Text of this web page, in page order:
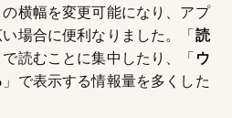
横幅を変更可能になり、アプ
場合に便利なりました。「 読
読むことに集中したり、「 ウ
」で表示する情報量を多くした